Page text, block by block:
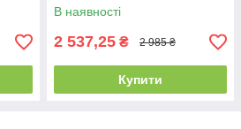
В наявності
2 537,25 ₴ 2 985 ₴
Купити